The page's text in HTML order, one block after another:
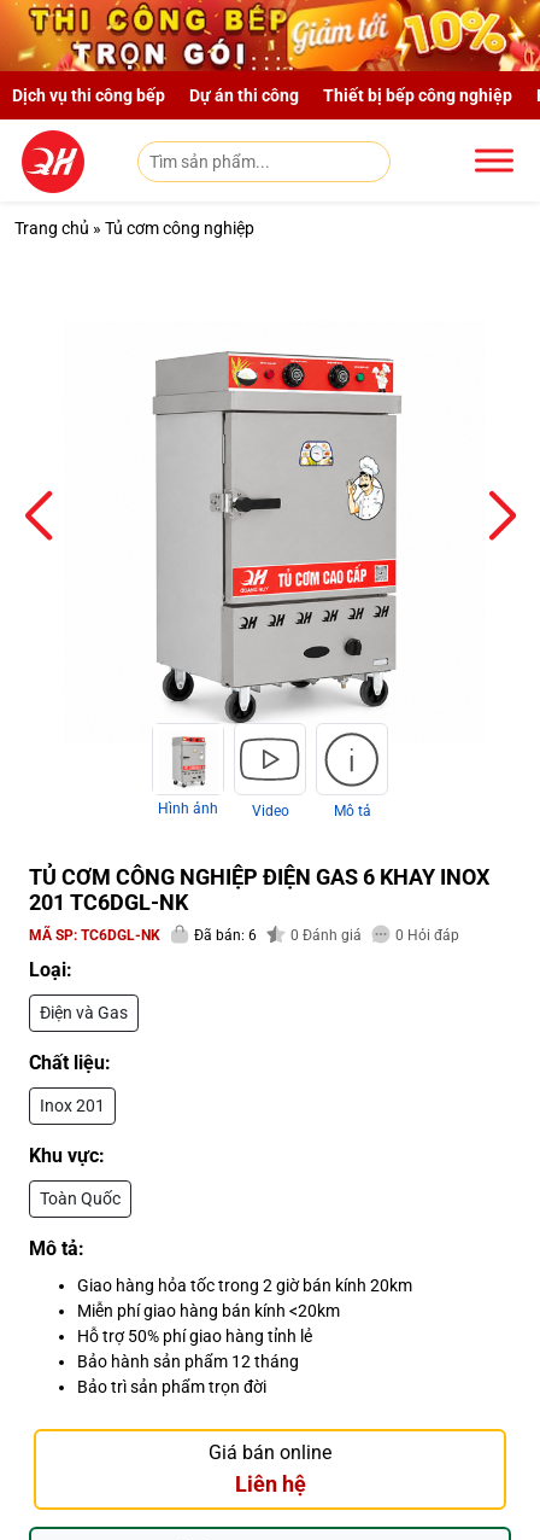
Skip to main content
Dịch vụ thi công bếp Dự án thi công Thiết bị bếp công nghiệp
Trang chủ » Tủ cơm công nghiệp
Hình ảnh Video Mô tả
TỦ CƠM CÔNG NGHIỆP ĐIỆN GAS 6 KHAY INOX
201 TC6DGL-NK
MÃ SP: TC6DGL-NK Đã bán: 6 0 Đánh giá 0 Hỏi đáp
Loại:
Điện và Gas
Chất liệu:
Inox 201
Khu vực:
Toàn Quốc
Mô tả:
Giao hàng hỏa tốc trong 2 giờ bán kính 20km
Miễn phí giao hàng bán kính <20km
Hỗ trợ 50% phí giao hàng tỉnh lẻ
Bảo hành sản phẩm 12 tháng
Bảo trì sản phẩm trọn đời
Giá bán online
Liên hệ